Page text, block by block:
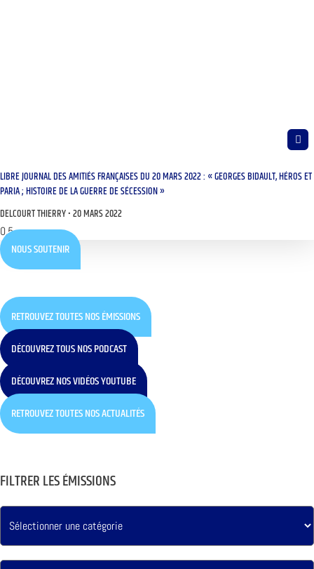
LIBRE JOURNAL DES AMITIÉS FRANÇAISES DU 20 MARS 2022 : « GEORGES BIDAULT, HÉROS ET
PARIA ; HISTOIRE DE LA GUERRE DE SÉCESSION »
DELCOURT THIERRY 20 MARS 2022
NOUS SOUTENIR
RETROUVEZ TOUTES NOS ÉMISSIONS
DÉCOUVREZ TOUS NOS PODCAST
DÉCOUVREZ NOS VIDÉOS YOUTUBE
RETROUVEZ TOUTES NOS ACTUALITÉS
FILTRER LES ÉMISSIONS